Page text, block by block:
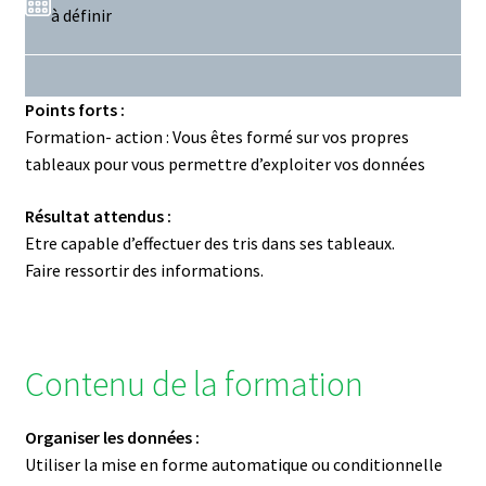
à définir
Points forts :
Formation- action : Vous êtes formé sur vos propres
tableaux pour vous permettre d’exploiter vos données
Résultat attendus :
Etre capable d’effectuer des tris dans ses tableaux.
Faire ressortir des informations.
Contenu de la formation
Organiser les données :
Utiliser la mise en forme automatique ou conditionnelle